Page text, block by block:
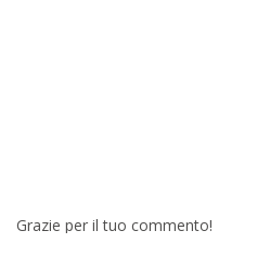
Grazie per il tuo commento!